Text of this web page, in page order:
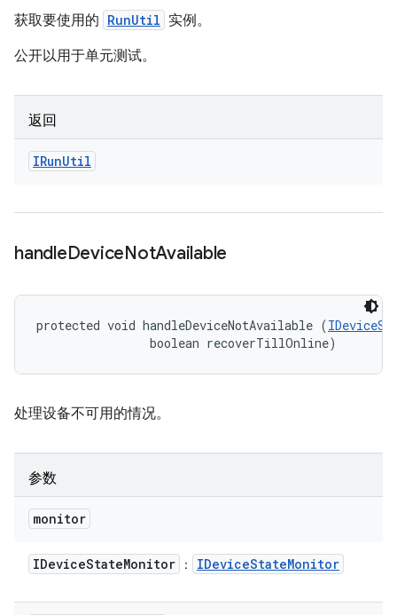
获取要使用的 RunUtil 实例。
公开以用于单元测试。
返回
IRunUtil
handleDeviceNotAvailable
protected void handleDeviceNotAvailable (
                boolean recoverTillOnline)
处理设备不可用的情况。
参数
monitor
IDeviceStateMonitor ： IDeviceStateMonitor